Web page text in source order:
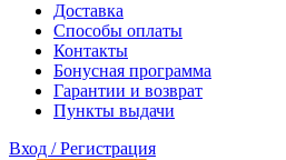
Доставка
Способы оплаты
Контакты
Бонусная программа
Гарантии и возврат
Пункты выдачи
Вход / Регистрация